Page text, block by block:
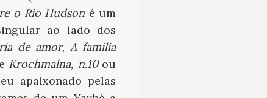
o Rio Hudson é um
ao lado dos
de amor,A família
Krochmalna, n.10ou
apaixonado pelas